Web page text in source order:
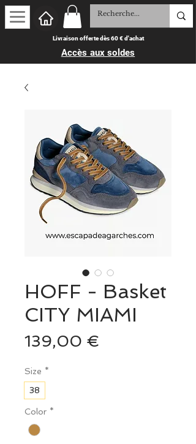
Livraison offerte dès 60 € d'achat
Accès aux soldes
HOFF - Basket
CITY MIAMI
139,00 €
Size *
38
Color *